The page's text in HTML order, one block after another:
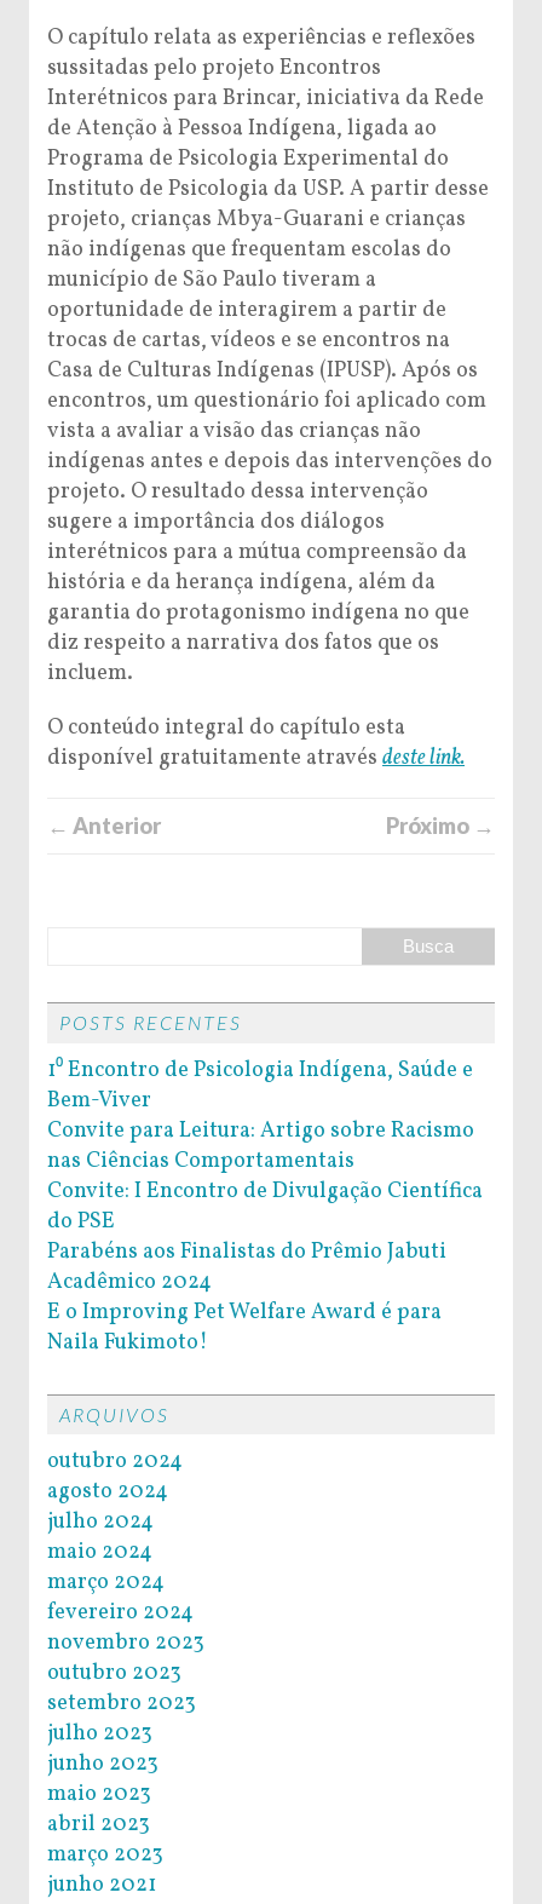
O capítulo relata as experiências e reflexões
sussitadas pelo projeto Encontros
Interétnicos para Brincar, iniciativa da Rede
de Atenção à Pessoa Indígena, ligada ao
Programa de Psicologia Experimental do
Instituto de Psicologia da USP. A partir desse
projeto, crianças Mbya-Guarani e crianças
não indígenas que frequentam escolas do
município de São Paulo tiveram a
oportunidade de interagirem a partir de
trocas de cartas, vídeos e se encontros na
Casa de Culturas Indígenas (IPUSP). Após os
encontros, um questionário foi aplicado com
vista a avaliar a visão das crianças não
indígenas antes e depois das intervenções do
projeto. O resultado dessa intervenção
sugere a importância dos diálogos
interétnicos para a mútua compreensão da
história e da herança indígena, além da
garantia do protagonismo indígena no que
diz respeito a narrativa dos fatos que os
incluem.
O conteúdo integral do capítulo esta
disponível gratuitamente através deste link.
← Anterior Próximo →
POSTS RECENTES
1⁰ Encontro de Psicologia Indígena, Saúde e
Bem-Viver
Convite para Leitura: Artigo sobre Racismo
nas Ciências Comportamentais
Convite: I Encontro de Divulgação Científica
do PSE
Parabéns aos Finalistas do Prêmio Jabuti
Acadêmico 2024
E o Improving Pet Welfare Award é para
Naila Fukimoto!
ARQUIVOS
outubro 2024
agosto 2024
julho 2024
maio 2024
março 2024
fevereiro 2024
novembro 2023
outubro 2023
setembro 2023
julho 2023
junho 2023
maio 2023
abril 2023
março 2023
junho 2021